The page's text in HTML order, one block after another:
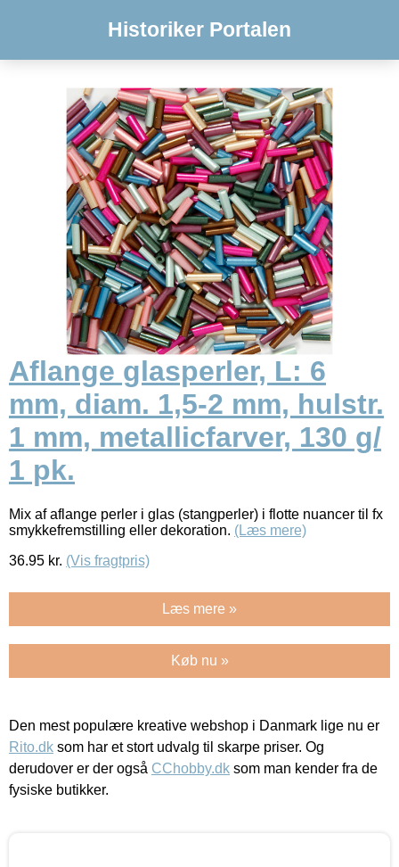
Historiker Portalen
Aflange glasperler, L: 6
mm, diam. 1,5-2 mm, hulstr.
1 mm, metallicfarver, 130 g/
1 pk.
Mix af aflange perler i glas (stangperler) i flotte nuancer til fx
smykkefremstilling eller dekoration. (Læs mere)
36.95 kr. (Vis fragtpris)
Læs mere »
Køb nu »
Den mest populære kreative webshop i Danmark lige nu er
Rito.dk som har et stort udvalg til skarpe priser. Og
derudover er der også CChobby.dk som man kender fra de
fysiske butikker.